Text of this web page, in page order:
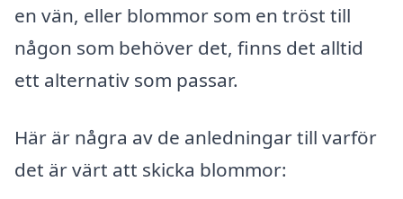
en vän, eller blommor som en tröst till
någon som behöver det, finns det alltid
ett alternativ som passar.
Här är några av de anledningar till varför
det är värt att skicka blommor: